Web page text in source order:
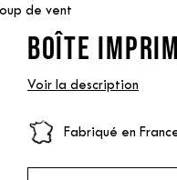
de vent
BOÎTE
Voir la description
Fabriqué en